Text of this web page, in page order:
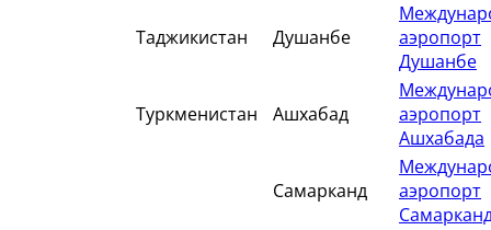
Таджикистан Душанбе
аэропорт
Душанбе
Туркменистан Ашхабад
аэропорт
Ашхабада
Самарканд
аэропорт